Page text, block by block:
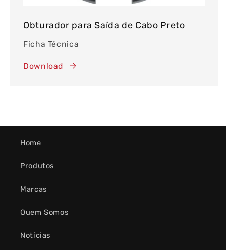
Obturador para Saída de Cabo Preto
Ficha Técnica
Download
Home
Produtos
Marcas
Quem Somos
Notícias